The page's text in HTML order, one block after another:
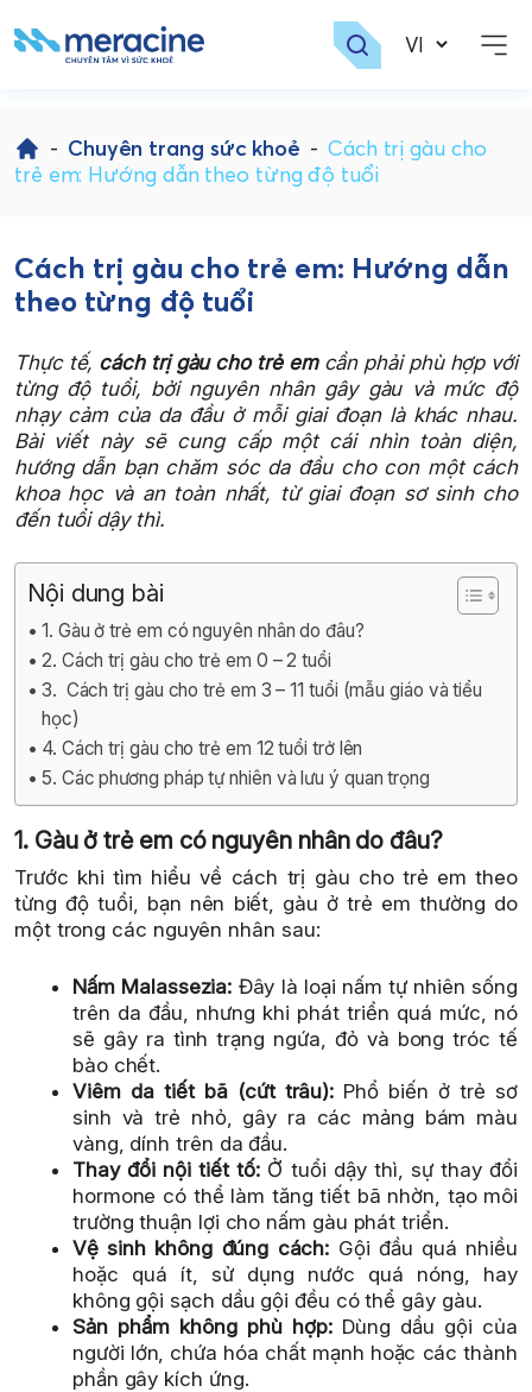
to
content
- Chuyên trang sức khoẻ - Cách trị gàu cho
trẻ em: Hướng dẫn theo từng độ tuổi
Cách trị gàu cho trẻ em: Hướng dẫn
theo từng độ tuổi
Thực tế, cách trị gàu cho trẻ emcần phải phù hợp với
từng độ tuổi, bởi nguyên nhân gây gàu và mức độ
nhạy cảm của da đầu ở mỗi giai đoạn là khác nhau.
Bài viết này sẽ cung cấp một cái nhìn toàn diện,
hướng dẫn bạn chăm sóc da đầu cho con một cách
khoa học và an toàn nhất, từ giai đoạn sơ sinh cho
đến tuổi dậy thì.
Nội dung bài
1. Gàu ở trẻ em có nguyên nhân do đâu?
2. Cách trị gàu cho trẻ em 0 – 2 tuổi
3. Cách trị gàu cho trẻ em 3 – 11 tuổi (mẫu giáo và tiểu
học)
4. Cách trị gàu cho trẻ em 12 tuổi trở lên
5. Các phương pháp tự nhiên và lưu ý quan trọng
1. Gàu ở trẻ em có nguyên nhân do đâu?
Trước khi tìm hiểu về cách trị gàu cho trẻ em theo
từng độ tuổi, bạn nên biết, gàu ở trẻ em thường do
một trong các nguyên nhân sau:
Nấm Malassezia: Đây là loại nấm tự nhiên sống
trên da đầu, nhưng khi phát triển quá mức, nó
sẽ gây ra tình trạng ngứa, đỏ và bong tróc tế
bào chết.
Viêm da tiết bã (cứt trâu): Phổ biến ở trẻ sơ
sinh và trẻ nhỏ, gây ra các mảng bám màu
vàng, dính trên da đầu.
Thay đổi nội tiết tố: Ở tuổi dậy thì, sự thay đổi
hormone có thể làm tăng tiết bã nhờn, tạo môi
trường thuận lợi cho nấm gàu phát triển.
Vệ sinh không đúng cách: Gội đầu quá nhiều
hoặc quá ít, sử dụng nước quá nóng, hay
không gội sạch dầu gội đều có thể gây gàu.
Sản phẩm không phù hợp:Dùng dầu gội của
người lớn, chứa hóa chất mạnh hoặc các thành
phần gây kích ứng.